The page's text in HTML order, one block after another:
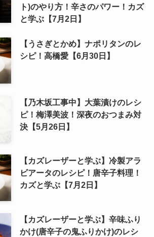
ト)のやり方！辛さのパワー！カズ
と学ぶ【7月2日】
【うさぎとかめ】ナポリタンのレ
シピ！高橋愛【6月30日】
【乃木坂工事中】大葉漬けのレシ
ピ！梅澤美波！深夜のおつまみ対
決【5月26日】
【カズレーザーと学ぶ】冷製アラ
ビアータのレシピ！唐辛子料理！
カズと学ぶ【7月2日】
【カズレーザーと学ぶ】辛味ふり
かけ(唐辛子の鬼ふりかけ)のレシ